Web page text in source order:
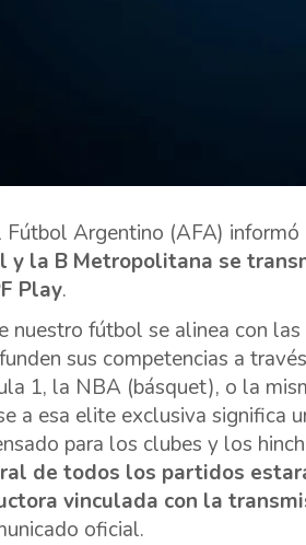
Fútbol Argentino (AFA)
y la B Metropolitana se
Play.
nuestro fútbol se alinea con
sus competencias a
1, la NBA (básquet), o la
a esa elite exclusiva significa
para los clubes y los
de todos los partidos
vinculada con la
oficial.